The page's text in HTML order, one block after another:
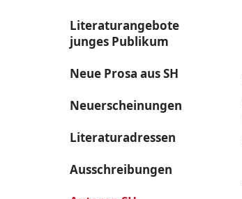
Literaturangebote
junges Publikum
Neue Prosa aus SH
Neuerscheinungen
Literaturadressen
Ausschreibungen